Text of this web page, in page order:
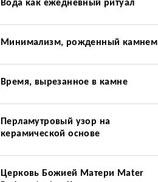
Вода как ежедневный ритуал
Минимализм, рожденный камнем
Время, вырезанное в камне
Перламутровый узор на
керамической основе
Церковь Божией Матери Mater